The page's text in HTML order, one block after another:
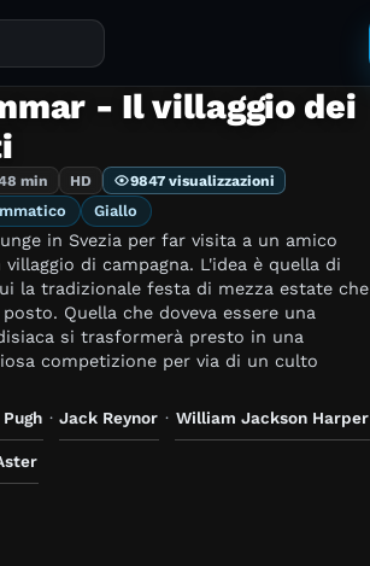
- Il villaggio dei
min HD 9847 visualizzazioni
Giallo
in Svezia per far visita a un amico
di campagna. L'idea è quella di
la tradizionale festa di mezza estate che
Quella che doveva essere una
si trasformerà presto in una
competizione per via di un culto
· Jack Reynor · William Jackson Harper